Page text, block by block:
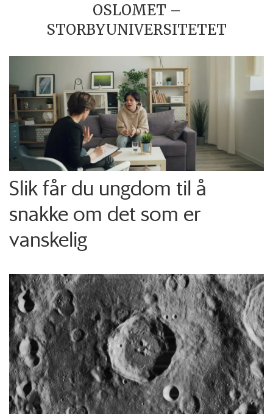
OSLOMET –
STORBYUNIVERSITETET
Slik får du ungdom til å
snakke om det som er
vanskelig